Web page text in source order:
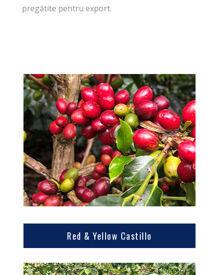
pregătite pentru export.
Red & Yellow Castillo